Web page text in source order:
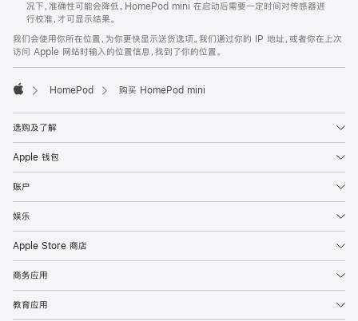
况下，准确性可能会降低。HomePod mini 在启动后需要一定时间对传感器进
行校准，才可显示结果。
我们会使用你所在位置，为你更快显示送货选项。我们通过你的 IP 地址，或者你在上次
访问 Apple 网站时输入的位置信息，找到了你的位置。
HomePod 购买 HomePod mini
选购及了解
Apple 钱包
账户
娱乐
Apple Store 商店
商务应用
教育应用